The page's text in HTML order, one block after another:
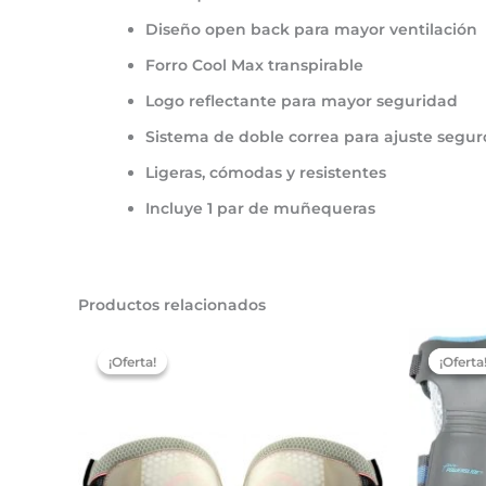
Diseño open back para mayor ventilación
Forro Cool Max transpirable
Logo reflectante para mayor seguridad
Sistema de doble correa para ajuste
Ligeras, cómodas y resistentes
Incluye 1 par de muñequeras
Productos relacionados
¡Oferta!
¡Oferta! ¡Oferta!
¡Oferta!